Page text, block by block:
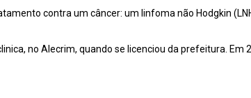
contra um câncer: um linfoma não Hodgkin
no Alecrim, quando se licenciou da prefeitura. Em